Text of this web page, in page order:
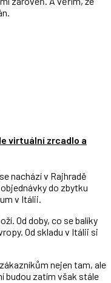
virtuální zrcadlo a
nachází v Rajhradě
do zbytku
v Itálii.
Od doby, co se balíky
Od skladu v Itálii si
nejen tam, ale
budou zatím však stále